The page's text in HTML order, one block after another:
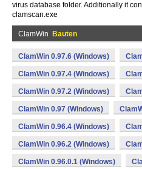
virus database folder. Additionally it
clamscan.exe
ClamWin Bauten
ClamWin 0.97.6 (Windows)
ClamWin 0.97.4 (Windows)
ClamWin 0.97.2 (Windows)
ClamWin 0.97 (Windows)
ClamWin 0.96.4 (Windows)
ClamWin 0.96.2 (Windows)
ClamWin 0.96.0.1 (Windows)